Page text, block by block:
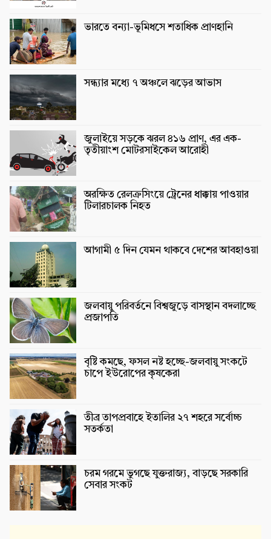
ভারতে বন্যা-ভূমিধসে শতাধিক প্রাণহানি
সন্ধ্যার মধ্যে ৭ অঞ্চলে ঝড়ের আভাস
জুলাইয়ে সড়কে ঝরল ৪১৬ প্রাণ, এর এক-
তৃতীয়াংশ মোটরসাইকেল আরোহী
অরক্ষিত রেলক্রসিংয়ে ট্রেনের ধাক্কায় পাওয়ার
টিলারচালক নিহত
আগামী ৫ দিন যেমন থাকবে দেশের আবহাওয়া
জলবায়ু পরিবর্তনে বিশ্বজুড়ে বাসস্থান বদলাচ্ছে
প্রজাপতি
বৃষ্টি কমছে, ফসল নষ্ট হচ্ছে-জলবায়ু সংকটে
চাপে ইউরোপের কৃষকেরা
তীব্র তাপপ্রবাহে ইতালির ২৭ শহরে সর্বোচ্চ
সতর্কতা
চরম গরমে ভুগছে যুক্তরাজ্য, বাড়ছে সরকারি
সেবার সংকট